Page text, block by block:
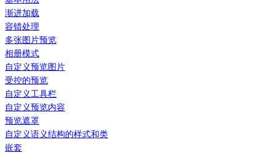
渐进加载
容错处理
多张图片预览
相册模式
自定义预览图片
受控的预览
自定义工具栏
自定义预览内容
预览遮罩
自定义语义结构的样式和类
嵌套